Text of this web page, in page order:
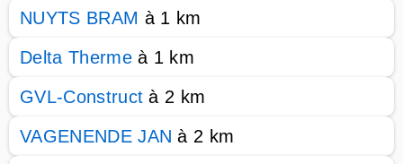
NUYTS BRAM à 1 km
Delta Thermeà 1 km
GVL-Construct à 2 km
VAGENENDE JAN à 2 km